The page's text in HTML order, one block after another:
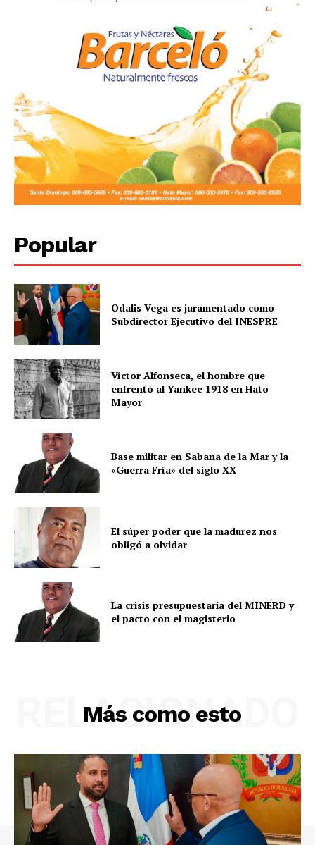
Popular
Odalis Vega es juramentado como
Subdirector Ejecutivo del INESPRE
Víctor Alfonseca, el hombre que
enfrentó al Yankee 1918 en Hato
Mayor
Base militar en Sabana de la Mar y la
«Guerra Fría» del siglo XX
El súper poder que la madurez nos
obligó a olvidar
La crisis presupuestaria del MINERD y
el pacto con el magisterio
Más como esto
RELACIONADO